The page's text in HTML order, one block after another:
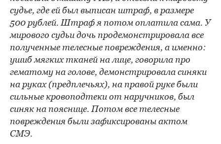
судье, где ей был выписан штраф, в размере
500 рублей. Штраф я потом оплатила сама. У
мирового судьи дочь продемонстрировала все
полученные телесные повреждения, а именно:
ушиб мягких тканей на лице, говорила про
гематому на голове, демонстрировала синяки
на руках (предплечьях), на правой руке были
сильные кровоподтеки от наручников, был
синяк на пояснице. Потом все телесные
повреждения были зафиксированы актом
СМЭ.